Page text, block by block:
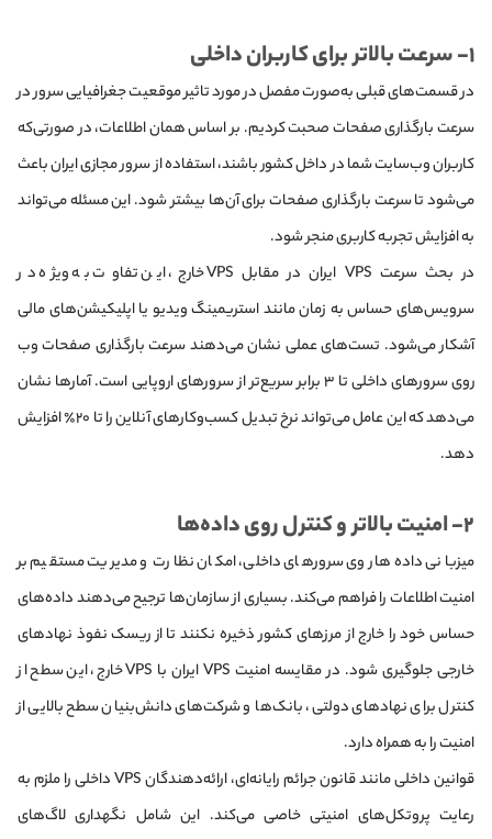
۱- سرعت بالاتر برای کاربران داخلی
در قسمت‌های قبلی به‌صورت مفصل در مورد تاثیر موقعیت جغرافیایی سرور در
سرعت بارگذاری صفحات صحبت کردیم. بر اساس همان اطلاعات، در صورتی‌که
کاربران وب‌سایت شما در داخل کشور باشند، استفاده از سرور مجازی ایران باعث
می‌شود تا سرعت بارگذاری صفحات برای آن‌ها بیشتر شود. این مسئله می‌تواند
به افزایش تجربه کاربری منجر شود.
در بحث سرعت VPS ایران در مقابل VPS خارج، این تفاوت به ویژه در
سرویس‌های حساس به زمان مانند استریمینگ ویدیو یا اپلیکیشن‌های مالی
آشکار می‌شود. تست‌های عملی نشان می‌دهند سرعت بارگذاری صفحات وب
روی سرورهای داخلی تا ۳ برابر سریع‌تر از سرورهای اروپایی است. آمارها نشان
می‌دهد که این عامل می‌تواند نرخ تبدیل کسب‌وکارهای آنلاین را تا ۲۰٪ افزایش
دهد.
۲- امنیت بالاتر و کنترل روی داده‌ها
میزبانی داده‌ها روی سرورهای داخلی، امکان نظارت و مدیریت مستقیم بر
امنیت اطلاعات را فراهم می‌کند. بسیاری از سازمان‌ها ترجیح می‌دهند داده‌های
حساس خود را خارج از مرزهای کشور ذخیره نکنند تا از ریسک نفوذ نهادهای
خارجی جلوگیری شود. در مقایسه امنیت VPS ایران با VPS خارج، این سطح از
کنترل برای نهادهای دولتی، بانک‌ها و شرکت‌های دانش‌بنیان سطح بالایی از
امنیت را به همراه دارد.
قوانین داخلی مانند قانون جرائم رایانه‌ای، ارائه‌دهندگان VPS داخلی را ملزم به
رعایت پروتکل‌های امنیتی خاصی می‌کند. این شامل نگهداری لاگ‌های